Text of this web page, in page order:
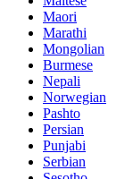
Maori
Marathi
Mongolian
Burmese
Nepali
Norwegian
Pashto
Persian
Punjabi
Serbian